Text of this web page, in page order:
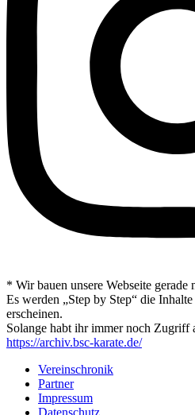
* Wir bauen unsere Webseite gerade
Es werden „Step by Step“ die
erscheinen.
Solange habt ihr immer noch Zugriff
https://archiv.bsc-karate.de/
Vereinschronik
Partner
Impressum